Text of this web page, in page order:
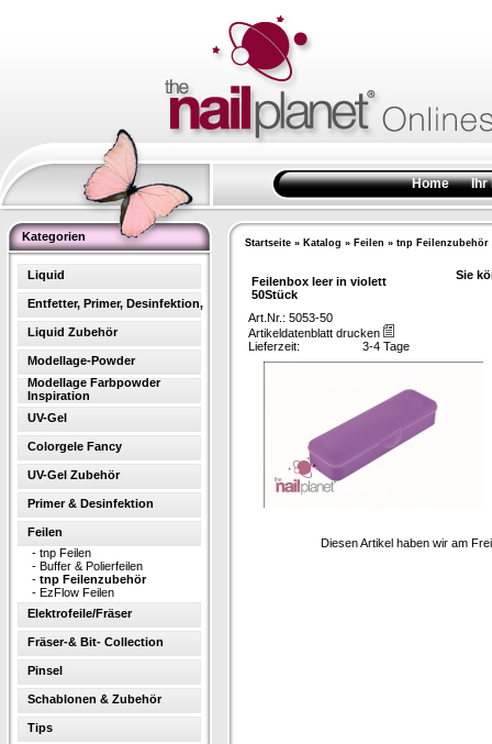
Home Ihr
Kategorien
Liquid
Entfetter, Primer, Desinfektion,
Liquid Zubehör
Modellage-Powder
Modellage Farbpowder
Inspiration
UV-Gel
Colorgele Fancy
UV-Gel Zubehör
Primer & Desinfektion
Feilen
- tnp Feilen
- Buffer & Polierfeilen
- tnp Feilenzubehör
- EzFlow Feilen
Elektrofeile/Fräser
Fräser-& Bit- Collection
Pinsel
Schablonen & Zubehör
Tips
Startseite » Katalog » Feilen » tnp Feilenzubehör
Feilenbox leer in violett
50Stück
Sie
Art.Nr.: 5053-50
Artikeldatenblatt drucken
Lieferzeit:
3-4 Tage
Diesen Artikel haben wir am